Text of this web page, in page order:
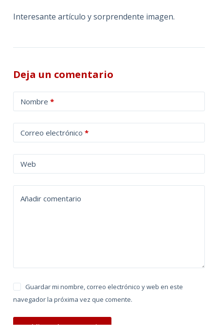
Interesante artículo y sorprendente imagen.
Deja un comentario
Nombre *
Correo electrónico *
Web
Añadir comentario
Guardar mi nombre, correo electrónico y web en este
navegador la próxima vez que comente.
Publicar el comentario
l
t
a
t